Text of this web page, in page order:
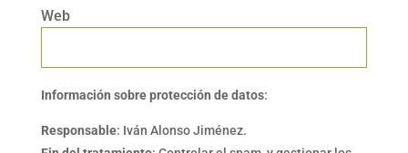
Web
Información sobre protección de datos:
Responsable: Iván Alonso Jiménez.